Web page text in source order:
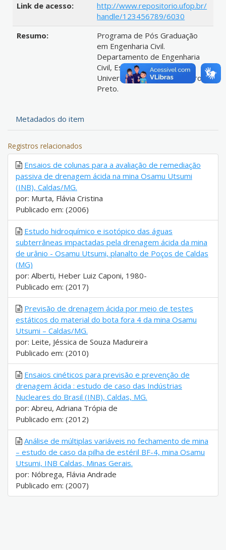
Link de acesso:
http://www.repositorio.ufop.br/
handle/123456789/6030
Resumo:
Programa de Pós Graduação
em Engenharia Civil.
Departamento de Engenharia
Civil, Escola de Minas,
Universidade Federal de Ouro
Preto.
Metadados do item
Registros relacionados
Ensaios de colunas para a avaliação de remediação
passiva de drenagem ácida na mina Osamu Utsumi
(INB), Caldas/MG.
por: Murta, Flávia Cristina
Publicado em: (2006)
Estudo hidroquímico e isotópico das águas
subterrâneas impactadas pela drenagem ácida da mina
de urânio - Osamu Utsumi, planalto de Poços de Caldas
(MG)
por: Alberti, Heber Luiz Caponi, 1980-
Publicado em: (2017)
Previsão de drenagem ácida por meio de testes
estáticos do material do bota fora 4 da mina Osamu
Utsumi – Caldas/MG.
por: Leite, Jéssica de Souza Madureira
Publicado em: (2010)
Ensaios cinéticos para previsão e prevenção de
drenagem ácida : estudo de caso das Indústrias
Nucleares do Brasil (INB), Caldas, MG.
por: Abreu, Adriana Trópia de
Publicado em: (2012)
Análise de múltiplas variáveis no fechamento de mina
– estudo de caso da pilha de estéril BF-4, mina Osamu
Utsumi, INB Caldas, Minas Gerais.
por: Nóbrega, Flávia Andrade
Publicado em: (2007)